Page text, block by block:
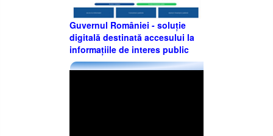
Guvernul României - soluție
digitală destinată accesului la
informațiile de interes public